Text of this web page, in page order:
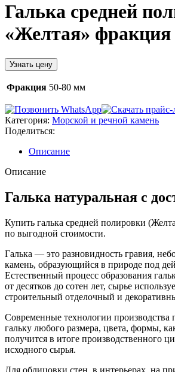
Галька средней
«Желтая»
Узнать цену
Фракция 50-80 мм
Категория: Морской и речной камень
Поделиться:
Описание
Описание
Галька натуральная с
Купить галька средней полировки
по выгодной стоимости.
Галька — это разновидность гравия,
камень, образующийся в природе под
Естественный процесс образования
от десятков до сотен лет, сырье
строительный отделочный и
Современные технологии производства
гальку любого размера, цвета, формы,
получится в итоге производственного
исходного сырья.
Для облицовки стен, в интерьерах, на